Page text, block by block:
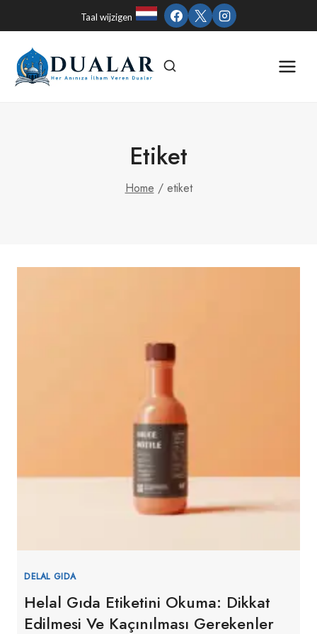
to
content
Taal wijzigen
Etiket
Home / etiket
DELAL GIDA
Helal Gıda Etiketini Okuma: Dikkat
Edilmesi Ve Kaçınılması Gerekenler